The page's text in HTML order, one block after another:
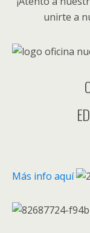
unirte a
Más info aquí